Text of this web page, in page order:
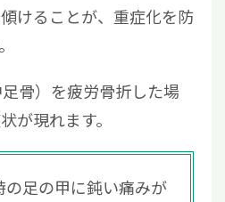
けることが、重症化を防
骨）を疲労骨折した場
が現れます。
の足の甲に鈍い痛みが